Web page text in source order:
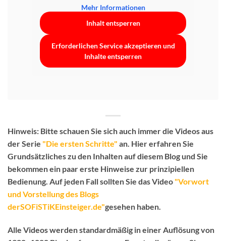
Mehr Informationen
Inhalt entsperren
Erforderlichen Service akzeptieren und
Inhalte entsperren
Hinweis: Bitte schauen Sie sich auch immer die Videos aus
der Serie "Die ersten Schritte" an. Hier erfahren Sie
Grundsätzliches zu den Inhalten auf diesem Blog und Sie
bekommen ein paar erste Hinweise zur prinzipiellen
Bedienung. Auf jeden Fall sollten Sie das Video "Vorwort
und Vorstellung des Blogs
derSOFiSTiKEinsteiger.de"gesehen haben.
Alle Videos werden standardmäßig in einer Auflösung von